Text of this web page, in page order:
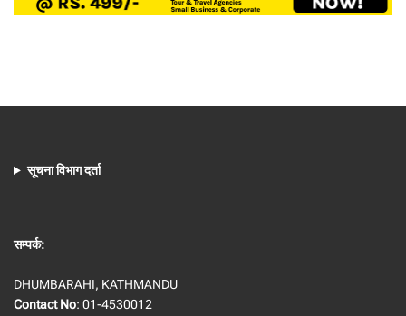
सूचना विभाग दर्ता
सम्पर्क:
DHUMBARAHI, KATHMANDU
Contact No: 01-4530012